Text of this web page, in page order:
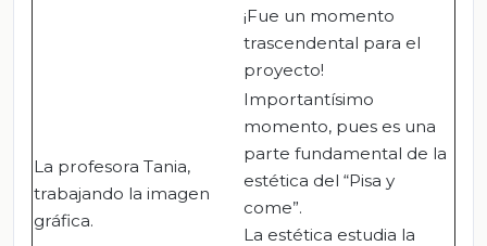
¡Fue un momento
trascendental para el
proyecto!
La profesora Tania,
trabajando la imagen
gráfica.
Importantísimo
momento, pues es una
parte fundamental de la
estética del “Pisa y
come”.
La estética estudia la